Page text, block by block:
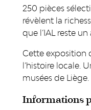
250 pièces
révèlent la
que l’IAL reste
Cette exposition
l’histoire locale.
musées de Liège.
Informations